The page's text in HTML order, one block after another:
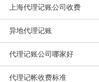
上海代理记账公司收费
异地代理记账
代理记账公司哪家好
代理记帐收费标准